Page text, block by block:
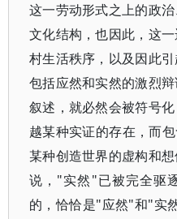
这一劳动形式之上的政
文化结构，也因此，这
村生活秩序，以及因此
包括应然和实然的激烈
叙述，就必然会被符号
越某种实证的存在，而
某种创造世界的虚构和
说，"实然"已被完全驱
的，恰恰是"应然"和"实